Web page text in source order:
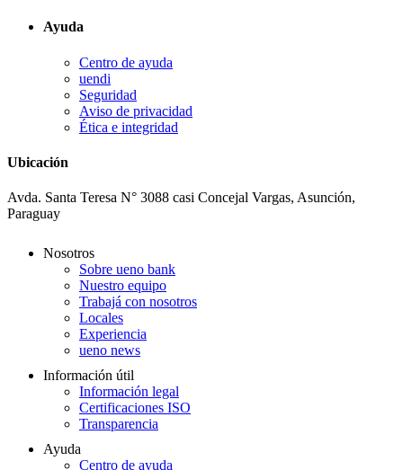
Ayuda
Centro de ayuda
uendi
Seguridad
Aviso de privacidad
Ética e integridad
Ubicación
Avda. Santa Teresa N° 3088 casi Concejal Vargas, Asunción,
Paraguay
Nosotros
Sobre ueno bank
Nuestro equipo
Trabajá con nosotros
Locales
Experiencia
ueno news
Información útil
Información legal
Certificaciones ISO
Transparencia
Ayuda
Centro de ayuda